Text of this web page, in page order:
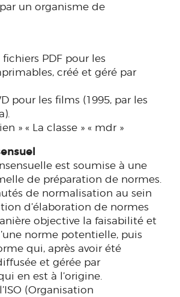
un organisme de
PDF pour les
créé et géré par
pour les films (1995, par les
» « La classe » « mdr »
est soumise à une
de préparation de normes.
de normalisation au sein
d’élaboration de normes
objective la faisabilité et
norme potentielle, puis
qui, après avoir été
et gérée par
en est à l’origine.
l’ISO (Organisation